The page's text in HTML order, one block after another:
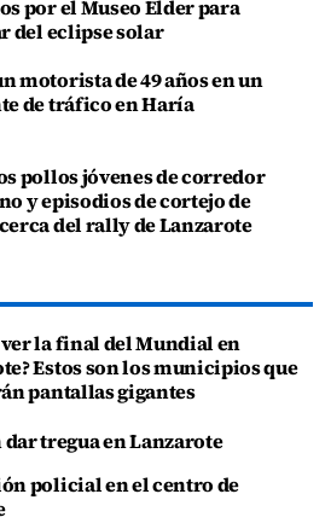
por el Museo Elder para
del eclipse solar
motorista de 49 años en un
de tráfico en Haría
pollos jóvenes de corredor
y episodios de cortejo de
del rally de Lanzarote
ver la final del Mundial en
Estos son los municipios que
pantallas gigantes
tregua en Lanzarote
policial en el centro de